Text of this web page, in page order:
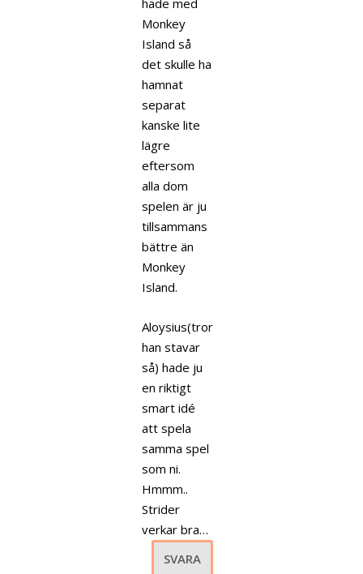
hade med
Monkey
Island så
det skulle ha
hamnat
separat
kanske lite
lägre
eftersom
alla dom
spelen är ju
tillsammans
bättre än
Monkey
Island.
Aloysius(tror
han stavar
så) hade ju
en riktigt
smart idé
att spela
samma spel
som ni.
Hmmm..
Strider
verkar bra…
SVARA